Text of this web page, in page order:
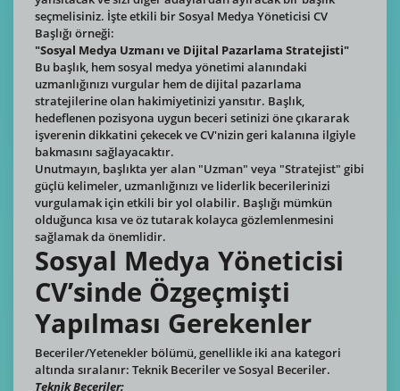
seçmelisiniz. İşte etkili bir Sosyal Medya Yöneticisi CV
Başlığı örneği:
"Sosyal Medya Uzmanı ve Dijital Pazarlama Stratejisti"
Bu başlık, hem sosyal medya yönetimi alanındaki
uzmanlığınızı vurgular hem de dijital pazarlama
stratejilerine olan hakimiyetinizi yansıtır. Başlık,
hedeflenen pozisyona uygun beceri setinizi öne çıkararak
işverenin dikkatini çekecek ve CV'nizin geri kalanına ilgiyle
bakmasını sağlayacaktır.
Unutmayın, başlıkta yer alan "Uzman" veya "Stratejist" gibi
güçlü kelimeler, uzmanlığınızı ve liderlik becerilerinizi
vurgulamak için etkili bir yol olabilir. Başlığı mümkün
olduğunca kısa ve öz tutarak kolayca gözlemlenmesini
sağlamak da önemlidir.
Sosyal Medya Yöneticisi
CV’sinde Özgeçmişti
Yapılması Gerekenler
Beceriler/Yetenekler bölümü, genellikle iki ana kategori
altında sıralanır: Teknik Beceriler ve Sosyal Beceriler.
Teknik Beceriler: